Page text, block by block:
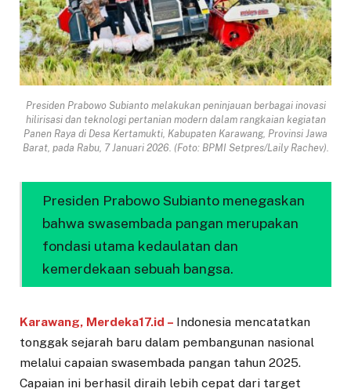
Presiden Prabowo Subianto melakukan peninjauan berbagai inovasi
hilirisasi dan teknologi pertanian modern dalam rangkaian kegiatan
Panen Raya di Desa Kertamukti, Kabupaten Karawang, Provinsi Jawa
Barat, pada Rabu, 7 Januari 2026. (Foto: BPMI Setpres/Laily Rachev).
Presiden Prabowo Subianto menegaskan
bahwa swasembada pangan merupakan
fondasi utama kedaulatan dan
kemerdekaan sebuah bangsa.
Karawang, Merdeka17.id – Indonesia mencatatkan
tonggak sejarah baru dalam pembangunan nasional
melalui capaian swasembada pangan tahun 2025.
Capaian ini berhasil diraih lebih cepat dari target